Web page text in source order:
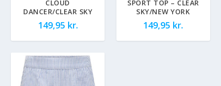
CLOUD
DANCER/CLEAR SKY
149,95 kr.
SPORT TOP – CLEAR
SKY/NEW YORK
149,95 kr.